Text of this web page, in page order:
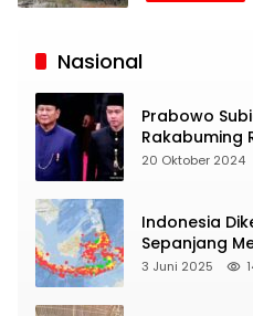
Siaran
Nasional
Prabowo
Rakabuming
Presiden dan
20 Oktober 2024
Indonesia
Sepanjang
Yang Intens
3 Juni 2025